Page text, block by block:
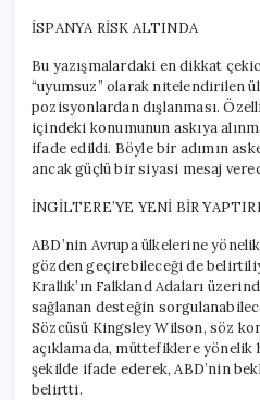
İSPANYA RİSK ALTINDA
Bu yazışmalardaki en dikkat
“uyumsuz” olarak nitelendirilen
pozisyonlardan dışlanması.
içindeki konumunun askıya
ifade edildi. Böyle bir adımın
ancak güçlü bir siyasi mesaj
İNGİLTERE’YE YENİ BİR
ABD’nin Avrupa ülkelerine
gözden geçirebileceği de
Krallık’ın Falkland Adaları
sağlanan desteğin
Sözcüsü Kingsley Wilson, söz
açıklamada, müttefiklere yönelik
şekilde ifade ederek, ABD’nin
belirtti.